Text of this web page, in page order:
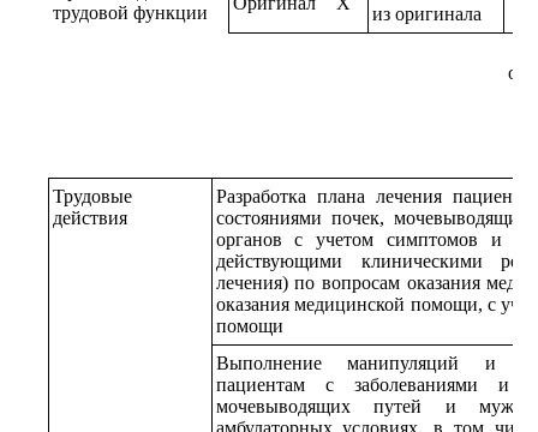
трудовой функции
из оригинала
Трудовые
действия
Разработка плана лечения
состояниями почек,
органов с учетом симптомов и
действующими клиническими
лечения) по вопросам оказания
оказания медицинской помощи, с
помощи
Выполнение манипуляций и
пациентам с заболеваниями и
мочевыводящих путей и